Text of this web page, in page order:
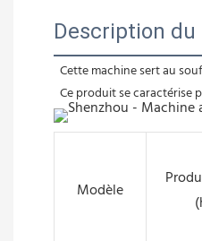
Description
Cette machine sert au
Ce produit se caractérise
Modèle